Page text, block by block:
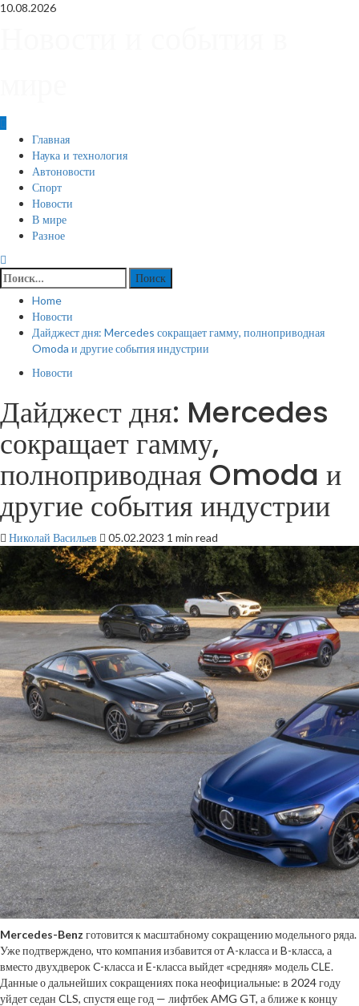
Skip
10.08.2026
Primary
Menu
Главная
Наука и технология
Автоновости
Спорт
Новости
В мире
Разное
Найти:
Home
Новости
Дайджест дня: Mercedes сокращает гамму, полноприводная
Omoda и другие события индустрии
Новости
Дайджест дня: Mercedes
сокращает гамму,
полноприводная Omoda и
другие события индустрии
Николай Васильев 05.02.2023 1 min read
Mercedes-Benz готовится к масштабному сокращению модельного ряда.
Уже подтверждено, что компания избавится от A-класса и B-класса, а
вместо двухдверок C-класса и E-класса выйдет «средняя» модель CLE.
Данные о дальнейших сокращениях пока неофициальные: в 2024 году
уйдет седан CLS, спустя еще год — лифтбек AMG GT, а ближе к концу